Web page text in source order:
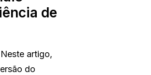
de
artigo,
do